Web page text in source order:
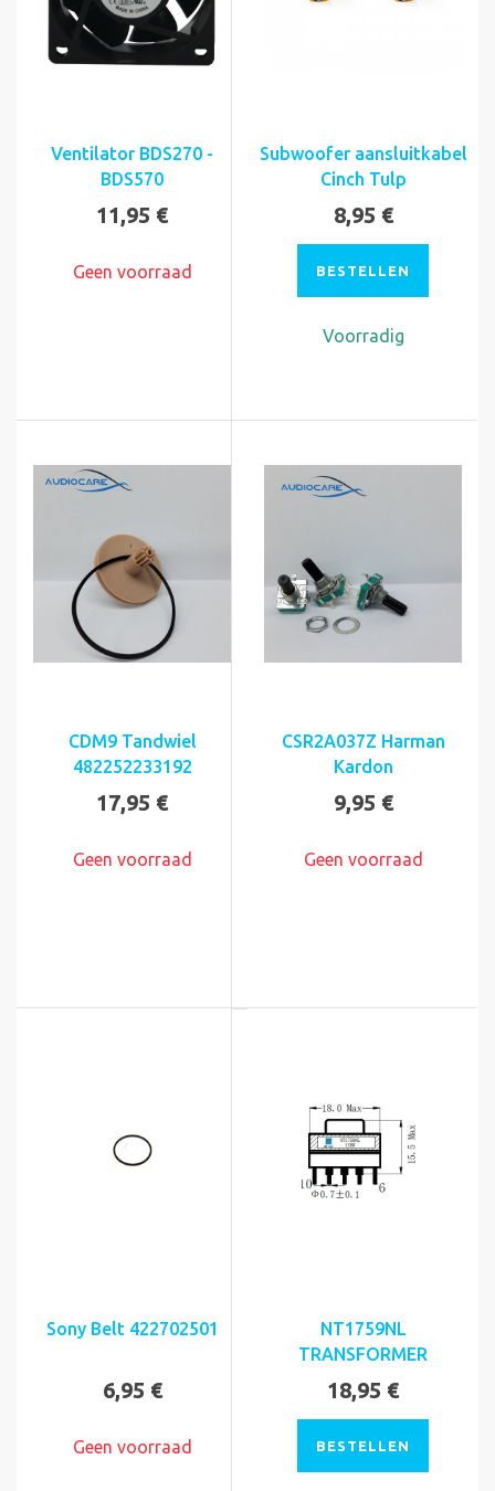
Ventilator BDS270 -
BDS570
11,95 €
Geen voorraad
Subwoofer aansluitkabel
Cinch Tulp
8,95 €
BESTELLEN
Voorradig
CDM9 Tandwiel
482252233192
17,95 €
Geen voorraad
CSR2A037Z Harman
Kardon
9,95 €
Geen voorraad
Sony Belt 422702501
6,95 €
Geen voorraad
NT1759NL
TRANSFORMER
18,95 €
BESTELLEN